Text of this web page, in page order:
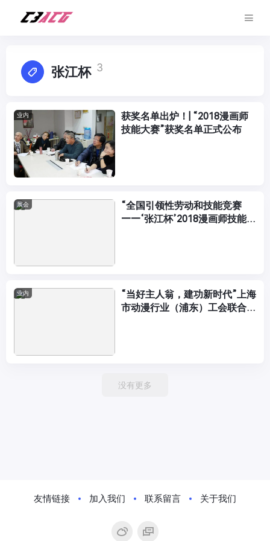
张江杯 3
业内
获奖名单出炉！| “2018漫画师
技能大赛”获奖名单正式公布
展会
“全国引领性劳动和技能竞赛
——‘张江杯’2018漫画师技能大
业内
“当好主人翁，建功新时代”上海
市动漫行业（浦东）工会联合会
没有更多
友情链接 加入我们 联系留言 关于我们